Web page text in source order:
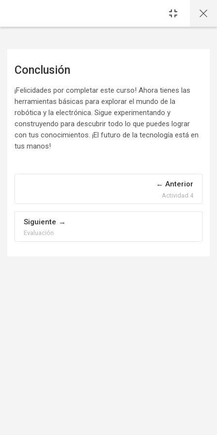
Conclusión
Requisitos de finalización
¡Felicidades por completar este curso! Ahora tienes las
herramientas básicas para explorar el mundo de la
robótica y la electrónica. Sigue experimentando y
construyendo para descubrir todo lo que puedes lograr
con tus conocimientos. ¡El futuro de la tecnología está en
tus manos!
Anterior
Actividad 4
Siguiente
Evaluación